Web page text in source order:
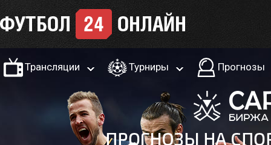
Трансляции Турниры Прогнозы